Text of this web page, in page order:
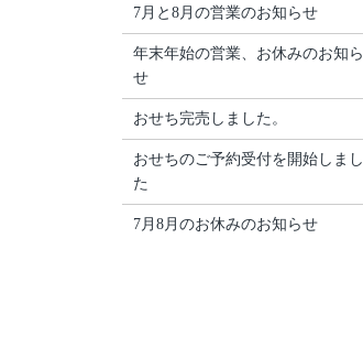
7月と8月の営業のお知らせ
年末年始の営業、お休みのお知ら
せ
おせち完売しました。
おせちのご予約受付を開始しまし
た
7月8月のお休みのお知らせ